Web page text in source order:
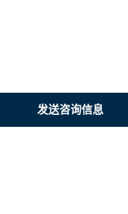
发送咨询信息